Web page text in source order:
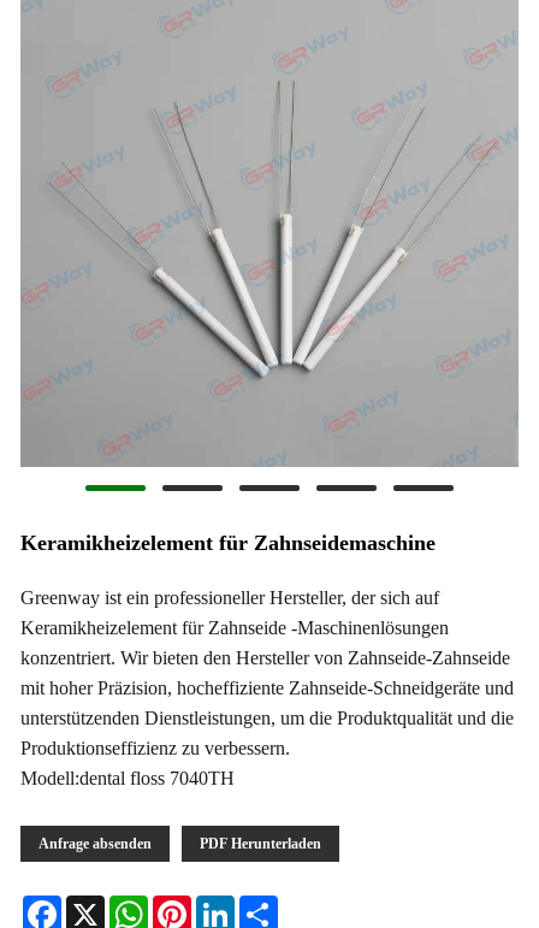
Keramikheizelement für Zahnseidemaschine
Greenway ist ein professioneller Hersteller, der sich auf
Keramikheizelement für Zahnseide -Maschinenlösungen
konzentriert. Wir bieten den Hersteller von Zahnseide-Zahnseide
mit hoher Präzision, hocheffiziente Zahnseide-Schneidgeräte und
unterstützenden Dienstleistungen, um die Produktqualität und die
Produktionseffizienz zu verbessern.
Modell:dental floss 7040TH
Anfrage absenden PDF Herunterladen
Facebook
X WhatsAppPinterestLinkedIn